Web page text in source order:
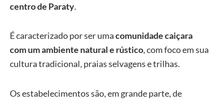
centro de Paraty.
É caracterizado por ser umacomunidade caiçara
com um ambiente natural e rústico, com foco em sua
cultura tradicional, praias selvagens e trilhas.
Os estabelecimentos são, em grande parte, de